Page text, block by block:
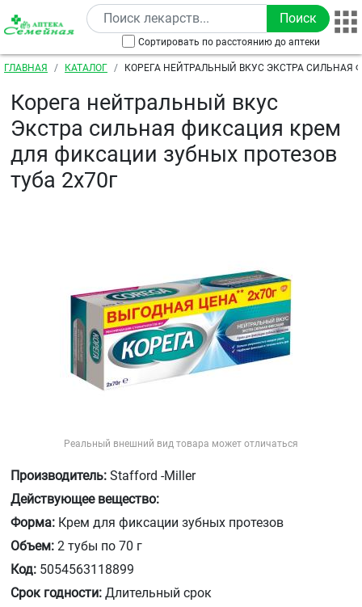
Перейти к основному содержанию
Сортировать по расстоянию до аптеки
Строка навигации
ГЛАВНАЯ КАТАЛОГ
КОРЕГА НЕЙТРАЛЬНЫЙ ВКУС ЭКСТРА СИЛЬНАЯ
Корега нейтральный вкус
Экстра сильная фиксация крем
для фиксации зубных протезов
туба 2х70г
Реальный внешний вид товара может отличаться
Производитель: Stafford -Miller
Действующее вещество:
Форма: Крем для фиксации зубных протезов
Объем: 2 тубы по 70 г
Код: 5054563118899
Срок годности: Длительный срок